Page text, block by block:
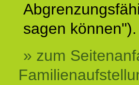
sagen können").
» zum